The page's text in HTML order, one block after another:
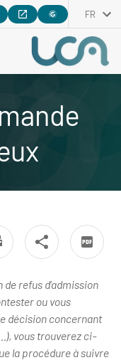
FR
de refus d’admission
ou vous
décision concernant
vous trouverez ci-
la procédure à suivre